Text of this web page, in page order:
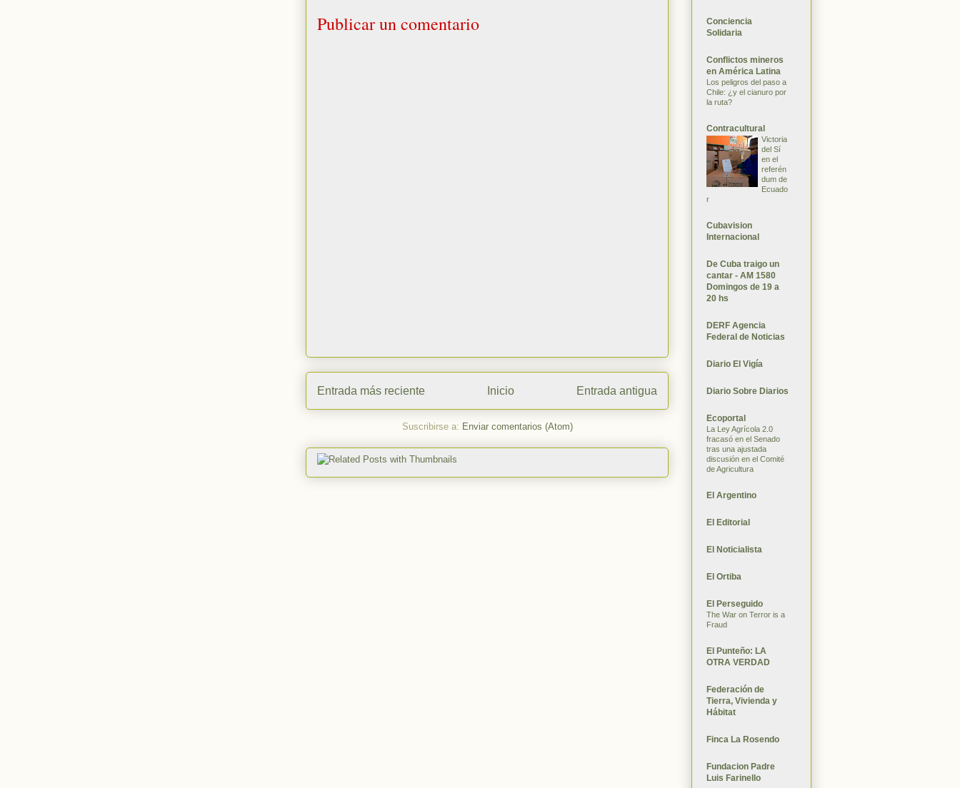
Publicar un comentario
Entrada más reciente Entrada antigua
Inicio
Suscribirse a: Enviar comentarios (Atom)
Conciencia
Solidaria
Conflictos mineros
en América Latina
Los peligros del paso a
Chile: ¿y el cianuro por
la ruta?
Contracultural
Victoria
del Sí
en el
referén
dum de
Ecuado
r
Cubavision
Internacional
De Cuba traigo un
cantar - AM 1580
Domingos de 19 a
20 hs
DERF Agencia
Federal de Noticias
Diario El Vigía
Diario Sobre Diarios
Ecoportal
La Ley Agrícola 2.0
fracasó en el Senado
tras una ajustada
discusión en el Comité
de Agricultura
El Argentino
El Editorial
El Noticialista
El Ortiba
El Perseguido
The War on Terror is a
Fraud
El Punteño: LA
OTRA VERDAD
Federación de
Tierra, Vivienda y
Hábitat
Finca La Rosendo
Fundacion Padre
Luis Farinello